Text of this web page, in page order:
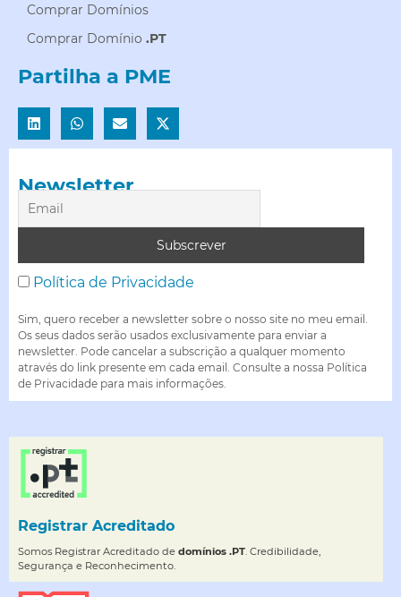
Comprar Domínios
Comprar Domínio .PT
Partilha a PME
Newsletter
Política de Privacidade
Sim, quero receber a newsletter sobre o nosso site no meu email.
Os seus dados serão usados exclusivamente para enviar a
newsletter. Pode cancelar a subscrição a qualquer momento
através do link presente em cada email. Consulte a nossa Política
de Privacidade para mais informações.
Registrar Acreditado
Somos Registrar Acreditado de domínios .PT . Credibilidade,
Segurança e Reconhecimento.